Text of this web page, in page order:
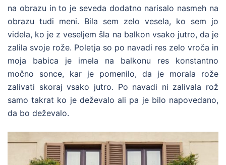
na obrazu in to je seveda dodatno narisalo nasmeh na
obrazu tudi meni. Bila sem zelo vesela, ko sem jo
videla, ko je z veseljem šla na balkon vsako jutro, da je
zalila svoje rože. Poletja so po navadi res zelo vroča in
moja babica je imela na balkonu res konstantno
močno sonce, kar je pomenilo, da je morala rože
zalivati skoraj vsako jutro. Po navadi ni zalivala rož
samo takrat ko je deževalo ali pa je bilo napovedano,
da bo deževalo.